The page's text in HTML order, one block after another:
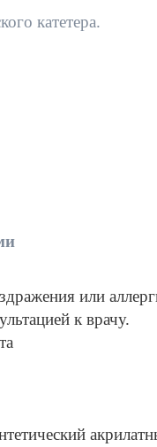
катетера.
или
к врачу.